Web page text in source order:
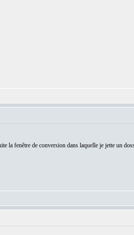
la fenêtre de conversion dans laquelle je jette un